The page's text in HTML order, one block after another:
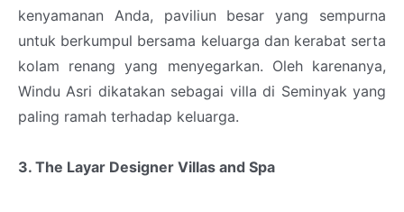
kenyamanan Anda, paviliun besar yang sempurna
untuk berkumpul bersama keluarga dan kerabat serta
kolam renang yang menyegarkan. Oleh karenanya,
Windu Asri dikatakan sebagai villa di Seminyak yang
paling ramah terhadap keluarga.
3. The Layar Designer Villas and Spa